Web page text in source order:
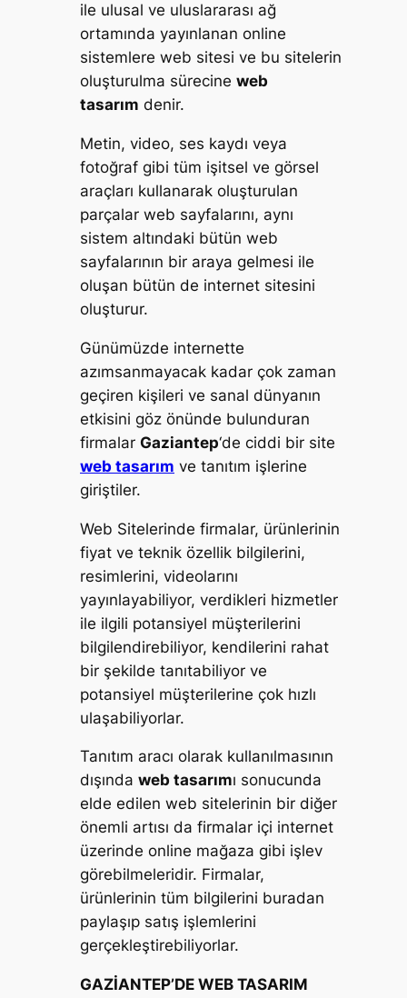
ile ulusal ve uluslararası ağ
ortamında yayınlanan online
sistemlere web sitesi ve bu sitelerin
oluşturulma sürecine web
tasarım denir.
Metin, video, ses kaydı veya
fotoğraf gibi tüm işitsel ve görsel
araçları kullanarak oluşturulan
parçalar web sayfalarını, aynı
sistem altındaki bütün web
sayfalarının bir araya gelmesi ile
oluşan bütün de internet sitesini
oluşturur.
Günümüzde internette
azımsanmayacak kadar çok zaman
geçiren kişileri ve sanal dünyanın
etkisini göz önünde bulunduran
firmalar Gaziantep‘de ciddi bir site
web tasarım ve tanıtım işlerine
giriştiler.
Web Sitelerinde firmalar, ürünlerinin
fiyat ve teknik özellik bilgilerini,
resimlerini, videolarını
yayınlayabiliyor, verdikleri hizmetler
ile ilgili potansiyel müşterilerini
bilgilendirebiliyor, kendilerini rahat
bir şekilde tanıtabiliyor ve
potansiyel müşterilerine çok hızlı
ulaşabiliyorlar.
Tanıtım aracı olarak kullanılmasının
dışında web tasarımı sonucunda
elde edilen web sitelerinin bir diğer
önemli artısı da firmalar içi internet
üzerinde online mağaza gibi işlev
görebilmeleridir. Firmalar,
ürünlerinin tüm bilgilerini buradan
paylaşıp satış işlemlerini
gerçekleştirebiliyorlar.
GAZİANTEP’DE WEB TASARIM